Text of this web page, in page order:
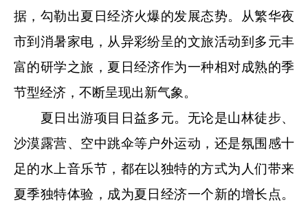
据，勾勒出夏日经济火爆的发展态势。从繁华夜
市到消暑家电，从异彩纷呈的文旅活动到多元丰
富的研学之旅，夏日经济作为一种相对成熟的季
节型经济，不断呈现出新气象。
夏日出游项目日益多元。无论是山林徒步、
沙漠露营、空中跳伞等户外运动，还是氛围感十
足的水上音乐节，都在以独特的方式为人们带来
夏季独特体验，成为夏日经济一个新的增长点。